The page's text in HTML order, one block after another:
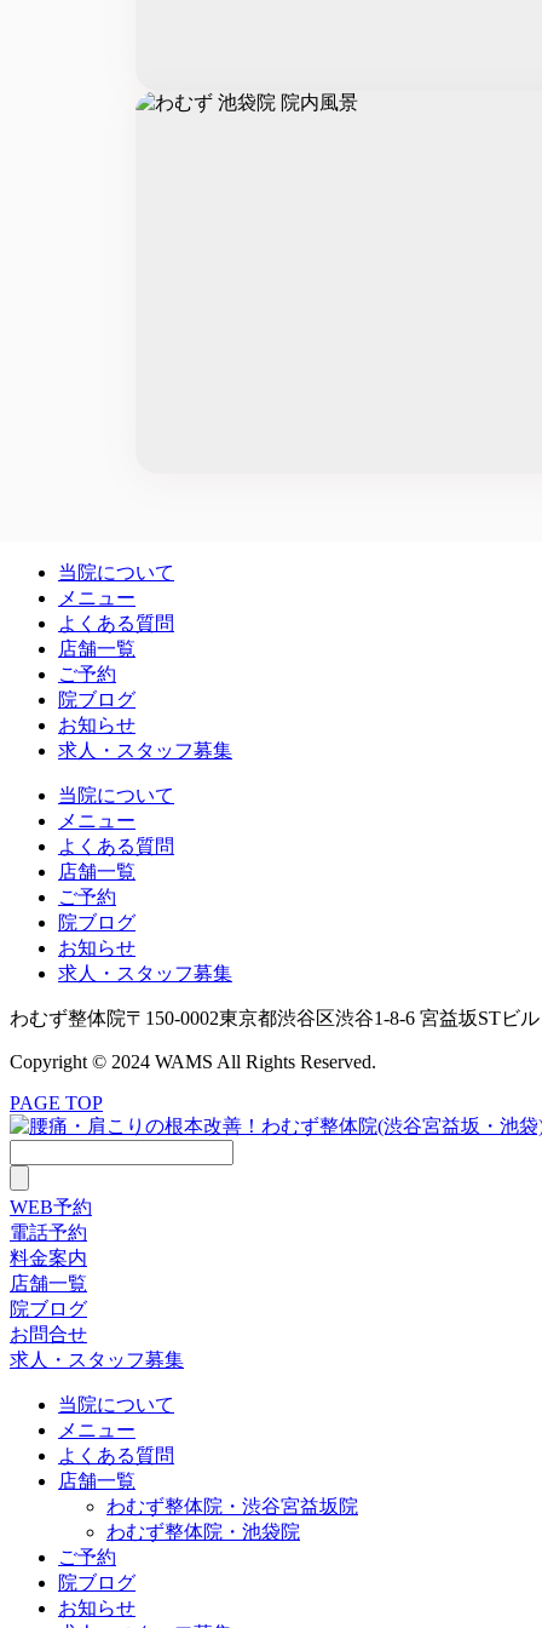
当院について
メニュー
よくある質問
店舗一覧
ご予約
院ブログ
お知らせ
求人・スタッフ募集
当院について
メニュー
よくある質問
店舗一覧
ご予約
院ブログ
お知らせ
求人・スタッフ募集
わむず整体院〒150-0002東京都渋谷区渋谷1-8-6 宮益坂STビル
Copyright © 2024 WAMS All Rights Reserved.
PAGE TOP
WEB予約
電話予約
料金案内
店舗一覧
院ブログ
お問合せ
求人・スタッフ募集
当院について
メニュー
よくある質問
店舗一覧
わむず整体院・渋谷宮益坂院
わむず整体院・池袋院
ご予約
院ブログ
お知らせ